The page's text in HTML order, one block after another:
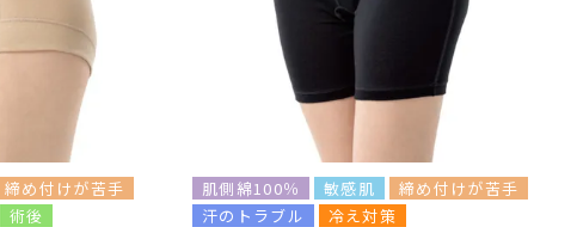
締め付けが苦手
術後
肌側綿100％ 敏感肌
締め付けが苦手
汗のトラブル
冷え対策